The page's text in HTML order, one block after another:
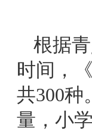
根据
时间，
共300种
量，小